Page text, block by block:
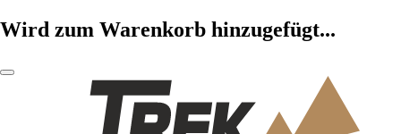
Wird zum Warenkorb hinzugefügt...